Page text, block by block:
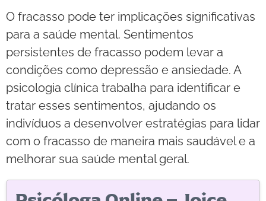
O fracasso pode ter implicações significativas
para a saúde mental. Sentimentos
persistentes de fracasso podem levar a
condições como depressão e ansiedade. A
psicologia clínica trabalha para identificar e
tratar esses sentimentos, ajudando os
indivíduos a desenvolver estratégias para lidar
com o fracasso de maneira mais saudável e a
melhorar sua saúde mental geral.